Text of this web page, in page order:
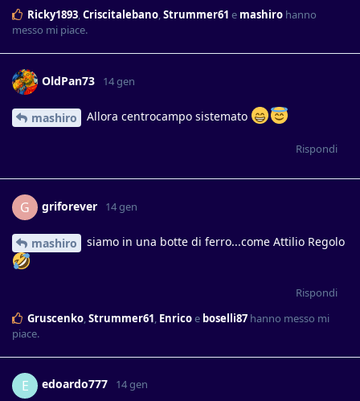
Ricky1893,Criscitalebano,Strummer61 e mashiro hanno
messo mi piace.
OldPan73 14 gen
mashiro Allora centrocampo sistemato
Rispondi
G griforever 14 gen
mashiro siamo in una botte di ferro...come Attilio Regolo
Rispondi
Gruscenko Strummer61 Enricoe boselli87 hanno messo mi
piace.
E edoardo777 14 gen